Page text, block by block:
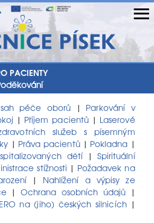
≡
PACIENTY
péče oborů | Parkování v
| Příjem pacientů | Laserové
služeb s písemným
| Práva pacientů| Pokladna |
dětí| Spirituální
stížnosti | Požadavek na
| Nahlížení a výpisy ze
| Ochrana osobních údajů |
na (jiho) českých silnicích|